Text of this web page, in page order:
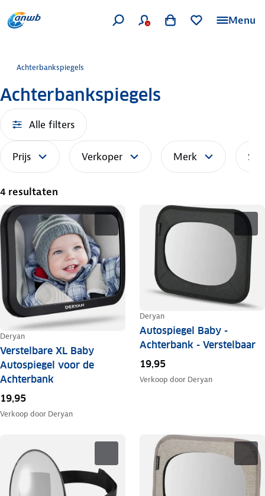
Menu
Achterbankspiegels
Achterbankspiegels
Alle filters
Prijs Verkoper Merk
4 resultaten
Deryan
Verstelbare XL Baby
Autospiegel voor de
Achterbank
19,95
Verkoop door Deryan
Deryan
Autospiegel Baby -
Achterbank - Verstelbaar
19,95
Verkoop door Deryan